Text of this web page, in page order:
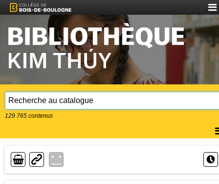
le
129 765 contenus
Lien